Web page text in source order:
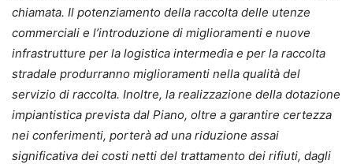
chiamata. Il potenziamento della raccolta delle utenze
commerciali e l’introduzione di miglioramenti e nuove
infrastrutture per la logistica intermedia e per la raccolta
stradale produrranno miglioramenti nella qualità del
servizio di raccolta. Inoltre, la realizzazione della dotazione
impiantistica prevista dal Piano, oltre a garantire certezza
nei conferimenti, porterà ad una riduzione assai
significativa dei costi netti del trattamento dei rifiuti, dagli